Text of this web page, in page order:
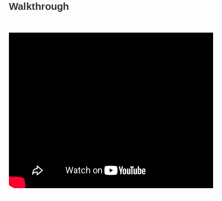
Walkthrough